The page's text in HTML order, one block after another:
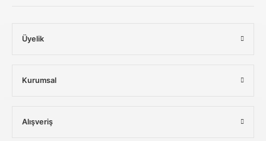
Üyelik
Kurumsal
Alışveriş